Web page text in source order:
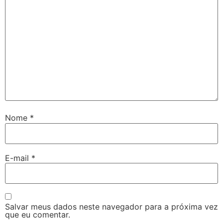
Nome *
E-mail *
Salvar meus dados neste navegador para a próxima vez
que eu comentar.